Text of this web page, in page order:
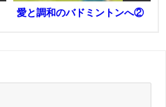
愛と調和のバドミントンへ②